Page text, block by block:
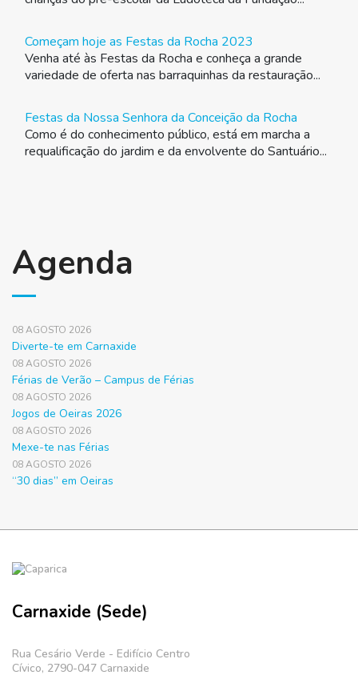
Começam hoje as Festas da Rocha 2023
Venha até às Festas da Rocha e conheça a grande
variedade de oferta nas barraquinhas da restauração...
Festas da Nossa Senhora da Conceição da Rocha
Como é do conhecimento público, está em marcha a
requalificação do jardim e da envolvente do Santuário...
Agenda
08 AGOSTO 2026
Diverte-te em Carnaxide
08 AGOSTO 2026
Férias de Verão – Campus de Férias
08 AGOSTO 2026
Jogos de Oeiras 2026
08 AGOSTO 2026
Mexe-te nas Férias
08 AGOSTO 2026
“30 dias” em Oeiras
Carnaxide (Sede)
Rua Cesário Verde - Edifício Centro
Cívico, 2790-047 Carnaxide